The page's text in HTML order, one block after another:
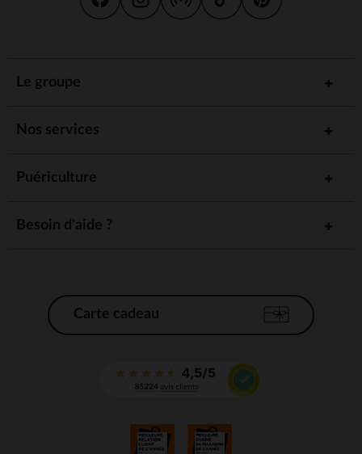
Le groupe
Nos services
Puériculture
Besoin d'aide ?
Carte cadeau